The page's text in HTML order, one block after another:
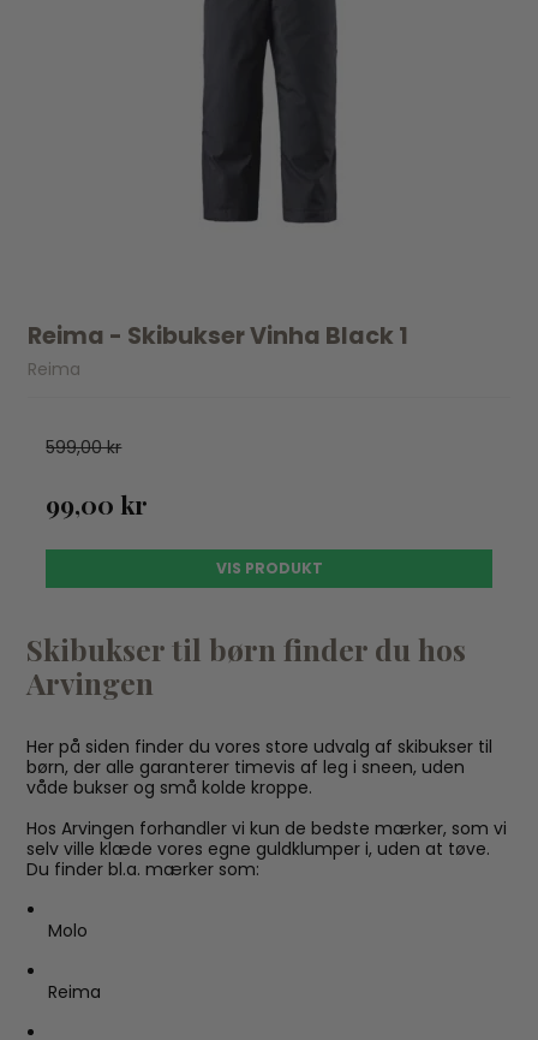
Reima - Skibukser Vinha Black 1
Reima
599,00 kr
99,00 kr
VIS PRODUKT
Skibukser til børn finder du hos
Arvingen
Her på siden finder du vores store udvalg af skibukser til
børn, der alle garanterer timevis af leg i sneen, uden
våde bukser og små kolde kroppe.
Hos Arvingen forhandler vi kun de bedste mærker, som vi
selv ville klæde vores egne guldklumper i, uden at tøve.
Du finder bl.a. mærker som:
Molo
Reima